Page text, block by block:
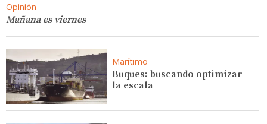
Opinión
Mañana es viernes
Marítimo
Buques: buscando optimizar
la escala